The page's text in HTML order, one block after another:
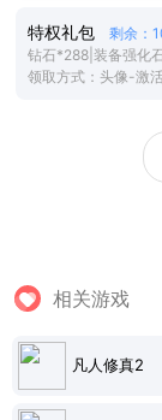
特权礼包
剩余：
钻石*288|装备强化
领取方式：头像-激
相关游戏
凡人修真2